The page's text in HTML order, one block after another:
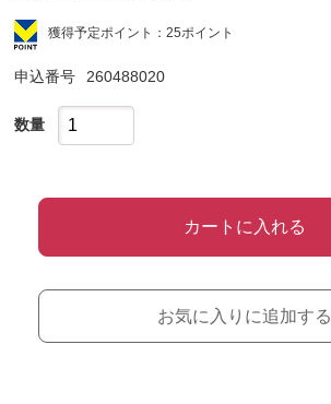
獲得予定ポイント：25ポイント
申込番号 260488020
数量
カートに入れる
お気に入りに追加する